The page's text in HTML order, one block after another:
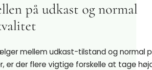
på udkast og normal
mellem udkast-tilstand og normal
er der flere vigtige forskelle at tage